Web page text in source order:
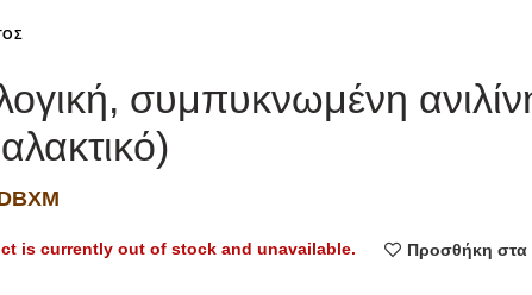
συμπυκνωμένη
is currently out of stock and unavailable. Προσθήκη στα